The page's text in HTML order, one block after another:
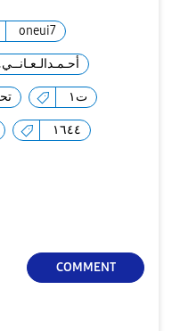
oneui7
أحـمـدالـعـانــي٢٤
ت١
١٦٤٤
COMMENT